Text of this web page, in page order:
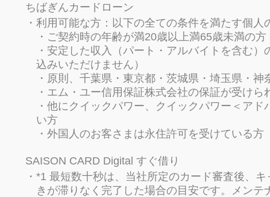
ちばぎんカードローン
利用可能な方：以下の全ての条件を満たす個人
・ご契約時の年齢が満20歳以上満65歳未満の方
・安定した収入（パート・アルバイトを含む
込みいただけません）
・原則、千葉県・東京都・茨城県・埼玉県・
・エム・ユー信用保証株式会社の保証が受けら
・他にクイックパワー、クイックパワー＜ア
い方
・外国人のお客さまは永住許可を受けている方
SAISON CARD Digital すぐ借り
*1 最短数十秒は、当社所定のカード審査後、
きが滞りなく完了した場合の目安です。メン